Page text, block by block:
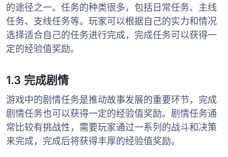
的途径之一。任务的种类很多，包括日常任务、主线
任务、支线任务等。玩家可以根据自己的实力和情况
选择适合自己的任务进行完成，完成任务可以获得一
定的经验值奖励。
1.3 完成剧情
游戏中的剧情任务是推动故事发展的重要环节，完成
剧情任务也可以获得一定的经验值奖励。剧情任务通
常比较有挑战性，需要玩家通过一系列的战斗和决策
来完成，完成后将获得丰厚的经验值奖励。